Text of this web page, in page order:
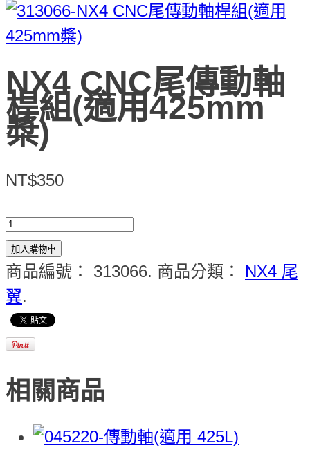
NX4 CNC尾傳動軸
桿組(適用425mm
槳)
NT$350
加入購物車
商品編號： 313066. 商品分類： NX4 尾
翼.
相關商品